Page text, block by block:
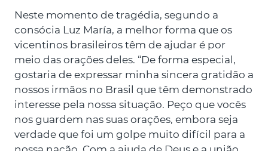
Neste momento de tragédia, segundo a
consócia Luz María, a melhor forma que os
vicentinos brasileiros têm de ajudar é por
meio das orações deles. “De forma especial,
gostaria de expressar minha sincera gratidão a
nossos irmãos no Brasil que têm demonstrado
interesse pela nossa situação. Peço que vocês
nos guardem nas suas orações, embora seja
verdade que foi um golpe muito difícil para a